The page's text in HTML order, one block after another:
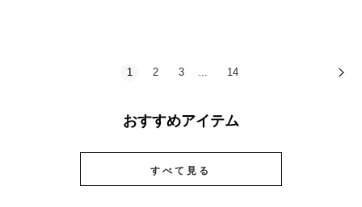
1 2 3 … 14
おすすめアイテム
すべて見る